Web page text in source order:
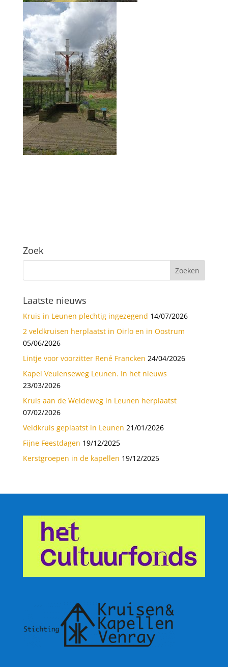
Zoek
Laatste nieuws
Kruis in Leunen plechtig ingezegend 14/07/2026
2 veldkruisen herplaatst in Oirlo en in Oostrum
05/06/2026
Lintje voor voorzitter René Francken 24/04/2026
Kapel Veulenseweg Leunen. In het nieuws
23/03/2026
Kruis aan de Weideweg in Leunen herplaatst
07/02/2026
Veldkruis geplaatst in Leunen 21/01/2026
Fijne Feestdagen 19/12/2025
Kerstgroepen in de kapellen 19/12/2025